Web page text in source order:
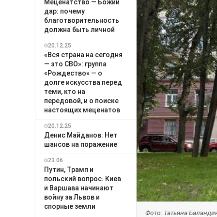
Меценатство — Божий
дар: почему
благотворительность
должна быть личной
20.12.25
«Вся страна на сегодня
— это СВО»: группа
«Рождество» — о
долге искусства перед
теми, кто на
передовой, и о поиске
настоящих меценатов
20.12.25
Денис Майданов: Нет
шансов на поражение
23.06
Путин, Трамп и
польский вопрос. Киев
и Варшава начинают
войну за Львов и
спорные земли
Фото: Татьяна